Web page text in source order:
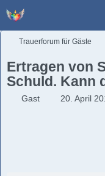
Trauerforum für Gäste
Ertragen von
Schuld. Kann
Gast 20. April